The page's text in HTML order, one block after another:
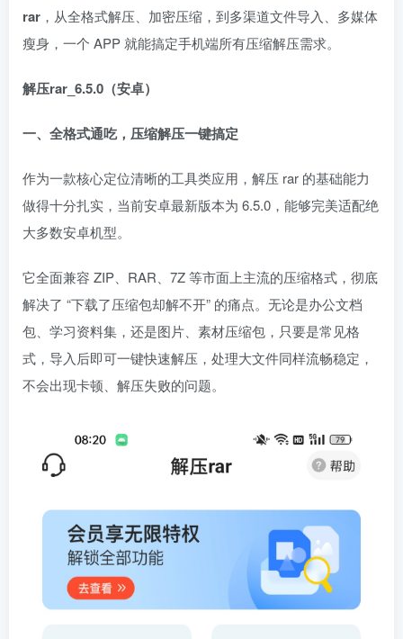
rar ，从全格式解压、加密压缩，到多渠道文件导入、多媒体
瘦身，一个 APP 就能搞定手机端所有压缩解压需求。
解压rar_6.5.0（安卓）
一、全格式通吃，压缩解压一键搞定
作为一款核心定位清晰的工具类应用，解压 rar 的基础能力
做得十分扎实，当前安卓最新版本为 6.5.0，能够完美适配绝
大多数安卓机型。
它全面兼容 ZIP、RAR、7Z 等市面上主流的压缩格式，彻底
解决了 “下载了压缩包却解不开” 的痛点。无论是办公文档
包、学习资料集，还是图片、素材压缩包，只要是常见格
式，导入后即可一键快速解压，处理大文件同样流畅稳定，
不会出现卡顿、解压失败的问题。